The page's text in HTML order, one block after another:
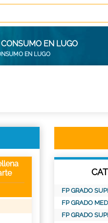
EN LUGO
EN LUGO
FP GRADO
FP GRADO
FP GRADO